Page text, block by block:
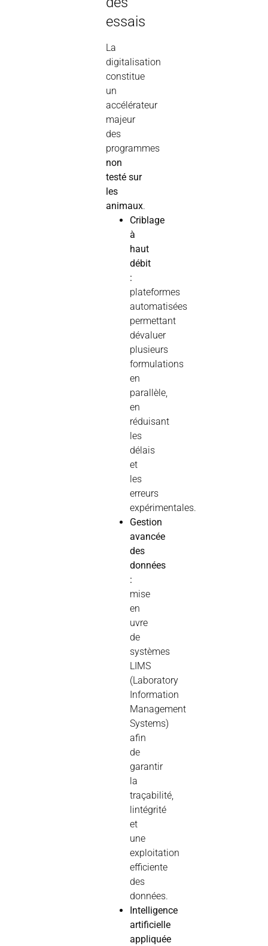
essais
La
digitalisation
constitue
un
accélérateur
majeur
des
programmes
non
testé sur
les
animaux.
Criblage
à
haut
débit
:
plateformes
automatisées
permettant
dévaluer
plusieurs
formulations
en
parallèle,
en
réduisant
les
délais
et
les
erreurs
expérimentales.
Gestion
avancée
des
données
:
mise
en
uvre
de
systèmes
LIMS
(Laboratory
Information
Management
Systems)
afin
de
garantir
la
traçabilité,
lintégrité
et
une
exploitation
efficiente
des
données.
Intelligence
artificielle
appliquée